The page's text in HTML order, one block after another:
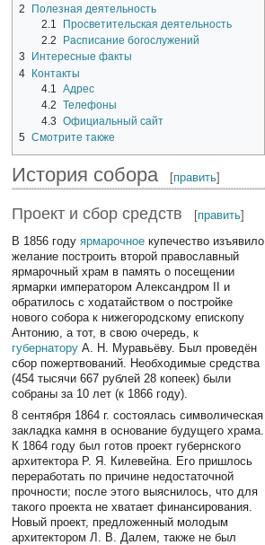
2
Полезная деятельность
2.1
Просветительская деятельность
2.2
Расписание богослужений
3
Интересные факты
4 Контакты
4.1
Адрес
4.2 Телефоны
4.3 Официальный сайт
5 Смотрите также
История собора [править]
Проект и сбор средств [править]
В 1856 годуярмарочное купечество изъявило
желание построить второй православный
ярмарочный храм в память о посещении
ярмарки императором Александром II и
обратилось с ходатайством о постройке
нового собора к нижегородскому епископу
Антонию, а тот, в свою очередь, к
губернатору А. Н. Муравьёву. Был проведён
сбор пожертвований. Необходимые средства
(454 тысячи 667 рублей 28 копеек) были
собраны за 10 лет (к 1866 году).
8 сентября 1864 г. состоялась символическая
закладка камня в основание будущего храма.
К 1864 году был готов проект губернского
архитектора Р. Я. Килевейна. Его пришлось
переработать по причине недостаточной
прочности; после этого выяснилось, что для
такого проекта не хватает финансирования.
Новый проект, предложенный молодым
архитектором Л. В. Далем, также не был